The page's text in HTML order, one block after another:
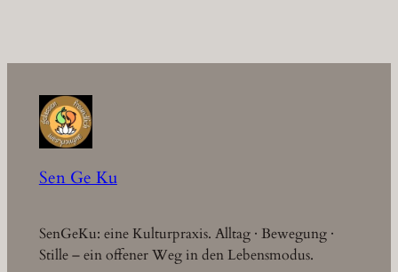
Sen Ge Ku
SenGeKu: eine Kulturpraxis. Alltag · Bewegung ·
Stille – ein offener Weg in den Lebensmodus.